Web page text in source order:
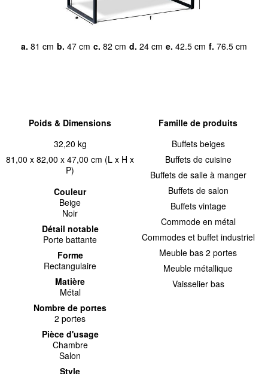
a. 81 cm b. 47 cm c. 82 cm d. 24 cm e. 42.5 cm f. 76.5 cm
Poids & Dimensions
32,20 kg
81,00 x 82,00 x 47,00 cm (L x H x
P)
Couleur
Beige
Noir
Détail notable
Porte battante
Forme
Rectangulaire
Matière
Métal
Nombre de portes
2 portes
Pièce d'usage
Chambre
Salon
Style
Famille de produits
Buffets beiges
Buffets de cuisine
Buffets de salle à manger
Buffets de salon
Buffets vintage
Commode en métal
Commodes et buffet industriel
Meuble bas 2 portes
Meuble métallique
Vaisselier bas